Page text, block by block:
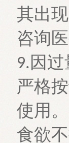
其出
咨询
9. 因
严格
使用
食欲